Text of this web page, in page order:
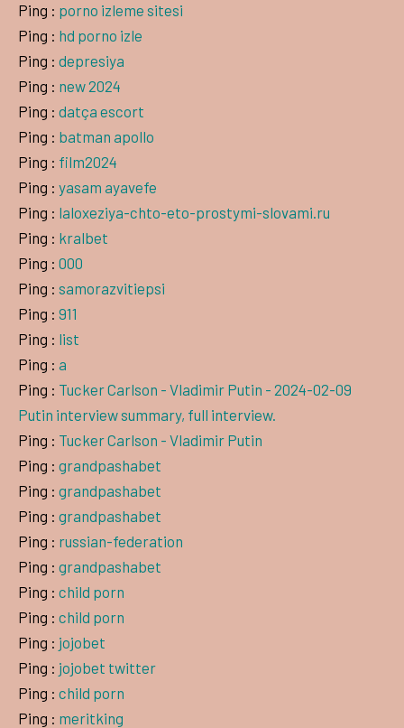
Ping : porno izleme sitesi
Ping : hd porno izle
Ping : depresiya
Ping : new 2024
Ping : datça escort
Ping : batman apollo
Ping : film2024
Ping : yasam ayavefe
Ping : laloxeziya-chto-eto-prostymi-slovami.ru
Ping : kralbet
Ping : 000
Ping : samorazvitiepsi
Ping : 911
Ping : list
Ping : a
Ping : Tucker Carlson - Vladimir Putin - 2024-02-09
Putin interview summary, full interview.
Ping : Tucker Carlson - Vladimir Putin
Ping : grandpashabet
Ping : grandpashabet
Ping : grandpashabet
Ping : russian-federation
Ping : grandpashabet
Ping : child porn
Ping : child porn
Ping : jojobet
Ping : jojobet twitter
Ping : child porn
Ping : meritking